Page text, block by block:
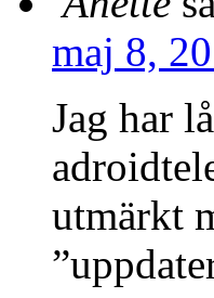
maj 8,
Jag har
utmärkt